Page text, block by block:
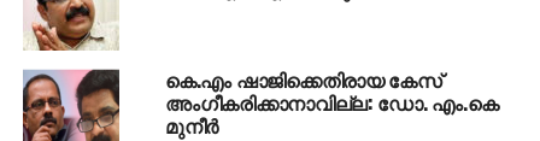
നമ്മുടെ കുട്ടികൾ എക്കാലത്തും കലാലയങ്ങളിൽ
ചരിത്ര വിജയങ്ങൾ ആവർത്തിച്ച് കൊണ്ടേയിരിക്കുന്നു!!
കെ.എം ഷാജിക്കെതിരായ കേസ്
അംഗീകരിക്കാനാവില്ല: ഡോ. എം.കെ
മുനീര്‍